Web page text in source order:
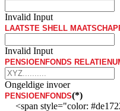
Invalid Input
LAATSTE SHELL
Invalid Input
PENSIOENFONDS
Ongeldige invoer
PENSIOENFONDS(*)
<span style="color: